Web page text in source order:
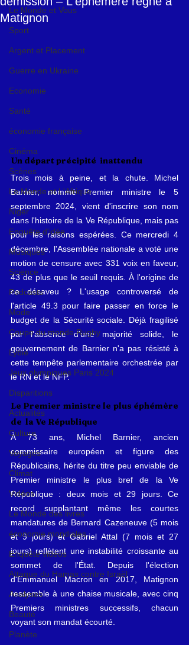
Le Monde et Vous
Sport
Argent et Placement
Guerre en Ukraine
Economie
Santé
économie française
Cinéma
Scènes
Le Monde et L'Afrique
Niger
Enquête d'idée
Musiques
Science
Podcasts
Mode
Coupe du monde Rugby
Lybie
Jeux olympiques Paris 2024
Disparitions
Actualités
Culture
Voyages
Climat
Vidéos
Le Monde des livres
économie mondiales
Enquête vidéos
Attaque du Hamas contre Israël
Analyses
Beauté
Planète
Matignon
Un départ précipité  inattendu
Trois mois à peine, et la chute. Michel
Barnier, nommé Premier ministre le 5
septembre 2024, vient d'inscrire son nom
dans l'histoire de la Ve République, mais pas
pour les raisons espérées. Ce mercredi 4
décembre, l'Assemblée nationale a voté une
motion de censure avec 331 voix en faveur,
43 de plus que le seuil requis. À l'origine de
ce désaveu ? L'usage controversé de
l'article 49.3 pour faire passer en force le
budget de la Sécurité sociale. Déjà fragilisé
par l'absence d'une majorité solide, le
gouvernement de Barnier n'a pas résisté à
cette tempête parlementaire orchestrée par
le RN et le NFP.
Le Premier ministre le plus éphémère
de  la Ve République
À 73 ans, Michel Barnier, ancien
commissaire européen et figure des
Républicains, hérite du titre peu enviable de
Premier ministre le plus bref de la Ve
République : deux mois et 29 jours. Ce
record supplantant même les courtes
mandatures de Bernard Cazeneuve (5 mois
et 9 jours) et Gabriel Attal (7 mois et 27
jours) reflètent une instabilité croissante au
sommet de l'État. Depuis l'élection
d'Emmanuel Macron en 2017, Matignon
ressemble à une chaise musicale, avec cinq
Premiers ministres successifs, chacun
voyant son mandat écourté.